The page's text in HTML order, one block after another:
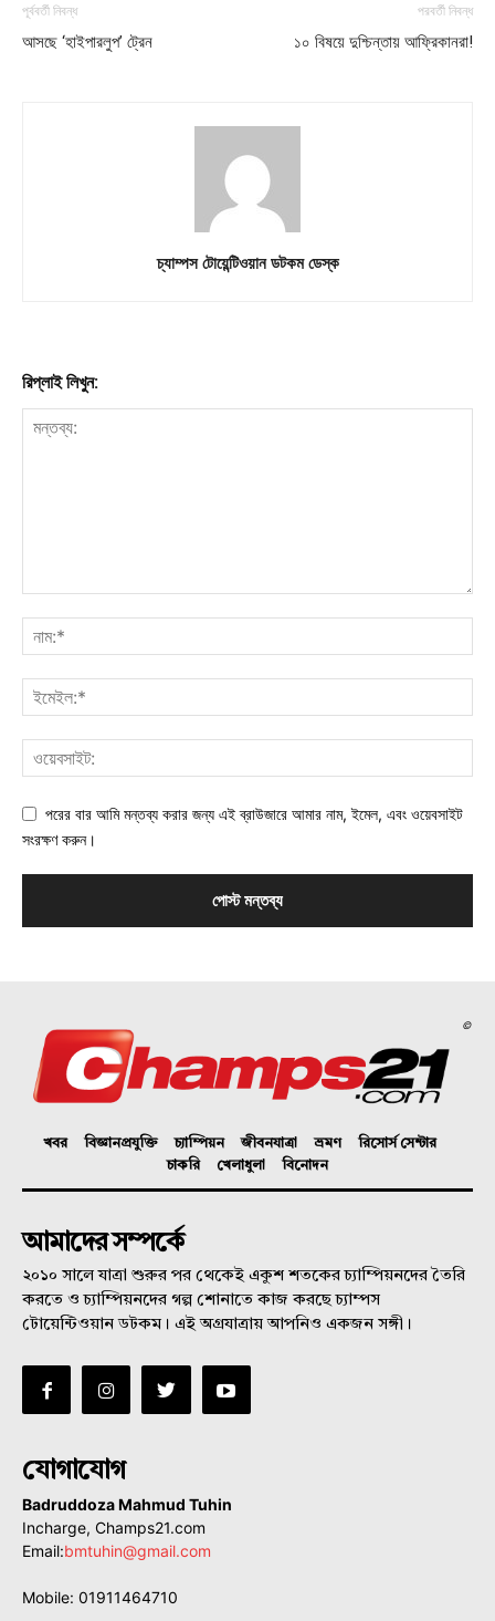
পূর্ববর্তী নিবন্ধ
আসছে ‘হাইপারলুপ’ ট্রেন
পরবর্তী নিবন্ধ
১০ বিষয়ে দুশ্চিন্তায় আফ্রিকানরা!
চ্যাম্পস টোয়েন্টিওয়ান ডটকম ডেস্ক
রিপ্লাই লিখুন:
পরের বার আমি মন্তব্য করার জন্য এই ব্রাউজারে আমার নাম, ইমেল, এবং ওয়েবসাইট
সংরক্ষণ করুন।
©
খবর বিজ্ঞানপ্রযুক্তি চ্যাম্পিয়ন জীবনযাত্রা ভ্রমণ
রিসোর্স সেন্টার
চাকরি
খেলাধুলা বিনোদন
আমাদের সম্পর্কে
২০১০ সালে যাত্রা শুরুর পর থেকেই একুশ শতকের চ্যাম্পিয়নদের তৈরি
করতে ও চ্যাম্পিয়নদের গল্প শোনাতে কাজ করছে চ্যাম্পস
টোয়েন্টিওয়ান ডটকম। এই অগ্রযাত্রায় আপনিও একজন সঙ্গী।
যোগাযোগ
Badruddoza Mahmud Tuhin
Incharge, Champs21.com
Email:bmtuhin@gmail.com
Mobile: 01911464710